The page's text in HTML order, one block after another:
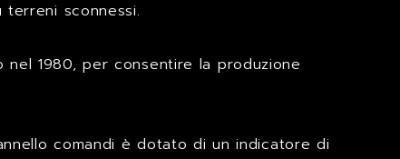
sconnessi.
nel 1980, per consentire la produzione
comandi è dotato di un indicatore di